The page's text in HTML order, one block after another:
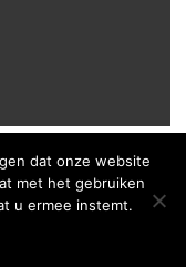
RealisatieULTILITY
dat onze website
met het gebruiken
u ermee instemt.